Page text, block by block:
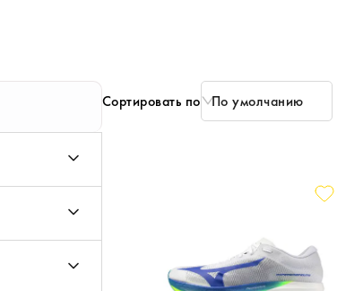
Сортировать по По умолчанию